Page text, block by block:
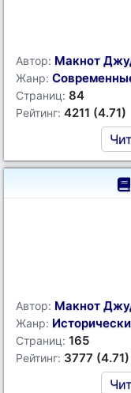
Автор: Макнот
Жанр:
Страниц: 84
Рейтинг: 4211 (4.71)
Автор: Макнот
Жанр:
Страниц: 165
Рейтинг: 3777 (4.71)